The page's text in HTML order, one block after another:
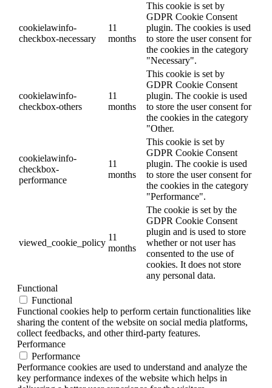
cookielawinfo-
checkbox-necessary
11
months
This cookie is set by
GDPR Cookie Consent
plugin. The cookies is used
to store the user consent for
the cookies in the category
"Necessary".
cookielawinfo-
checkbox-others
11
months
This cookie is set by
GDPR Cookie Consent
plugin. The cookie is used
to store the user consent for
the cookies in the category
"Other.
cookielawinfo-
checkbox-
performance
11
months
This cookie is set by
GDPR Cookie Consent
plugin. The cookie is used
to store the user consent for
the cookies in the category
"Performance".
viewed_cookie_policy
11
months
The cookie is set by the
GDPR Cookie Consent
plugin and is used to store
whether or not user has
consented to the use of
cookies. It does not store
any personal data.
Functional
Functional
Functional cookies help to perform certain functionalities like
sharing the content of the website on social media platforms,
collect feedbacks, and other third-party features.
Performance
Performance
Performance cookies are used to understand and analyze the
key performance indexes of the website which helps in